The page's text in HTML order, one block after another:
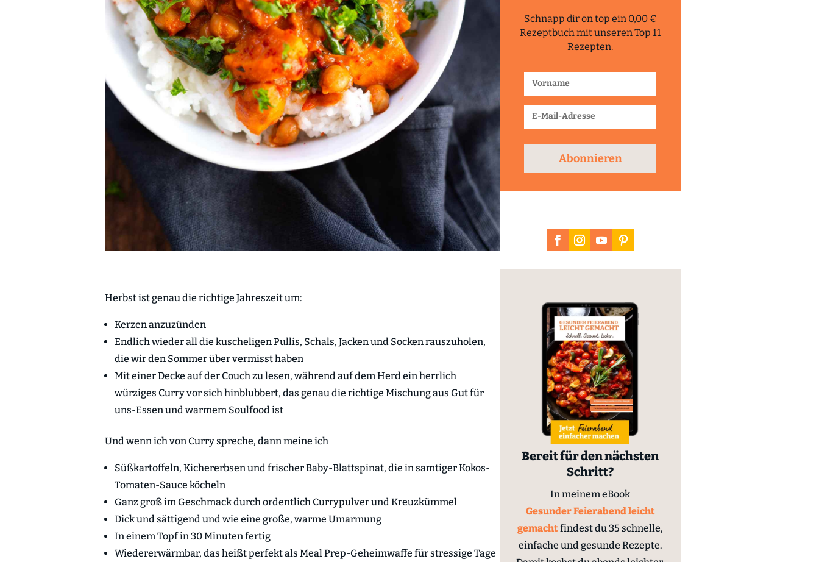
Herbst ist genau die richtige Jahreszeit um:
Kerzen anzuzünden
Endlich wieder all die kuscheligen Pullis, Schals, Jacken und Socken rauszuholen,
die wir den Sommer über vermisst haben
Mit einer Decke auf der Couch zu lesen, während auf dem Herd ein herrlich
würziges Curry vor sich hinblubbert, das genau die richtige Mischung aus Gut für
uns-Essen und warmem Soulfood ist
Und wenn ich von Curry spreche, dann meine ich
Süßkartoffeln, Kichererbsen und frischer Baby-Blattspinat, die in samtiger Kokos-
Tomaten-Sauce köcheln
Ganz groß im Geschmack durch ordentlich Currypulver und Kreuzkümmel
Dick und sättigend und wie eine große, warme Umarmung
In einem Topf in 30 Minuten fertig
Wiedererwärmbar, das heißt perfekt als Meal Prep-Geheimwaffe für stressige Tage
Schnapp dir on top ein 0,00 €
Rezeptbuch mit unseren Top 11
Rezepten.
Abonnieren
Bereit für den nächsten
Schritt?
In meinem eBook
Gesunder Feierabend leicht
gemachtfindest du 35 schnelle,
einfache und gesunde Rezepte.